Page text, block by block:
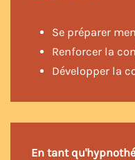
Se préparer
Renforcer la
Développer la
En tant